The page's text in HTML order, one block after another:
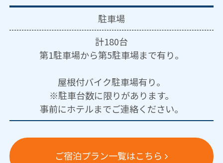
駐車場
計180台
第1駐車場から第5駐車場まで有り。
屋根付バイク駐車場有り。
※駐車台数に限りがあります。
事前にホテルまでご連絡ください。
ご宿泊プラン一覧はこちら